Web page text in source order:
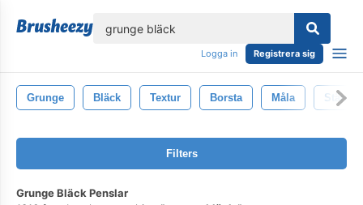
Logga in Registrera sig
Grunge Bläck Textur Borsta Måla Stänk
Filters
Grunge Bläck Penslar